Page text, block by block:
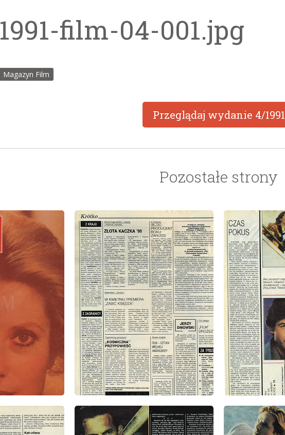
1991-film-04-001.jpg
Magazyn Film
Przeglądaj wydanie 4/1991
Pozostałe strony
wydanie: 4/1991 wydanie: 4/1991